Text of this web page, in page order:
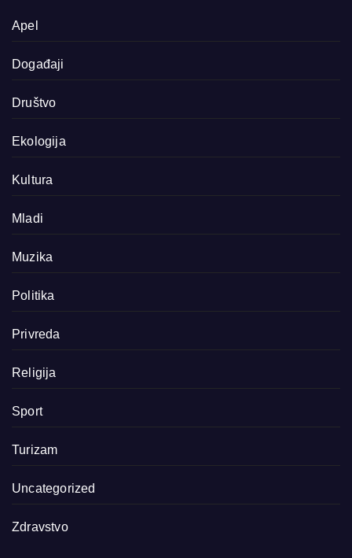
Apel
Događaji
Društvo
Ekologija
Kultura
Mladi
Muzika
Politika
Privreda
Religija
Sport
Turizam
Uncategorized
Zdravstvo